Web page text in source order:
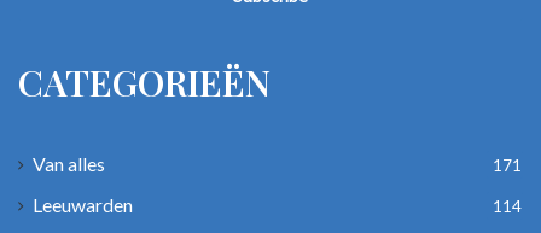
CATEGORIEËN
Van alles 171
Leeuwarden 114